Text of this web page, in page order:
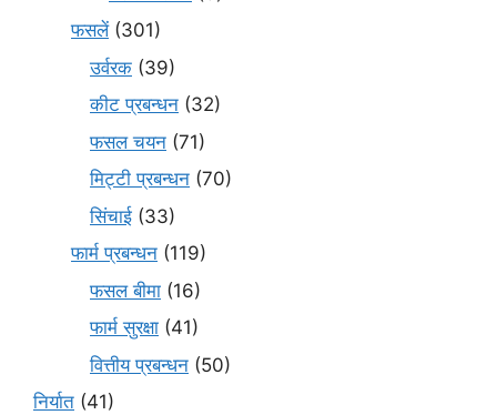
फसलें(301)
उर्वरक (39)
कीट प्रबन्धन (32)
फसल चयन (71)
मि‌ट्टी प्रबन्धन (70)
सिंचाई (33)
फार्म प्रबन्धन (119)
फसल बीमा (16)
फार्म सुरक्षा (41)
वित्तीय प्रबन्धन (50)
निर्यात (41)